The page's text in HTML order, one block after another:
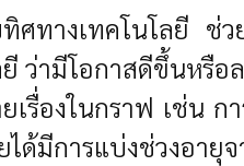
ทางเทคโนโลยี ช่
ว่ามีโอกาสดีขึ้นหรือ
รื่องในกราฟ เช่น
ด้มีการแบ่งช่วงอา